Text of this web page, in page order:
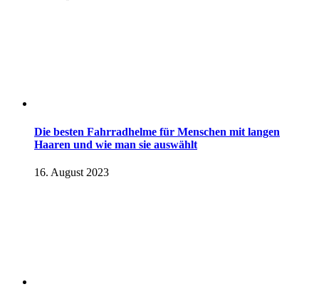
Die besten Fahrradhelme für Menschen mit langen
Haaren und wie man sie auswählt
16. August 2023